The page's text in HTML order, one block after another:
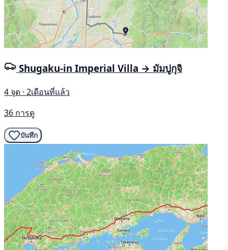
Shugaku-in Imperial Villa → มัมปูกุจิ
4 จุด · 2เดือนที่แล้ว
36 การดู
บันทึก